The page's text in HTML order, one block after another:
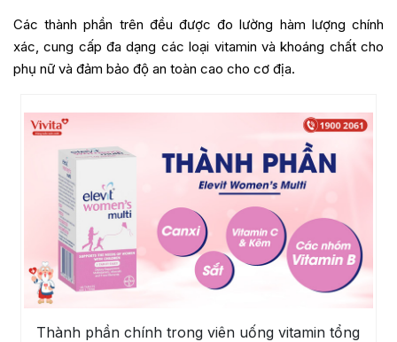
Các thành phần trên đều được đo lường hàm lượng chính
xác, cung cấp đa dạng các loại vitamin và khoáng chất cho
phụ nữ và đảm bảo độ an toàn cao cho cơ địa.
Thành phần chính trong viên uống vitamin tổng